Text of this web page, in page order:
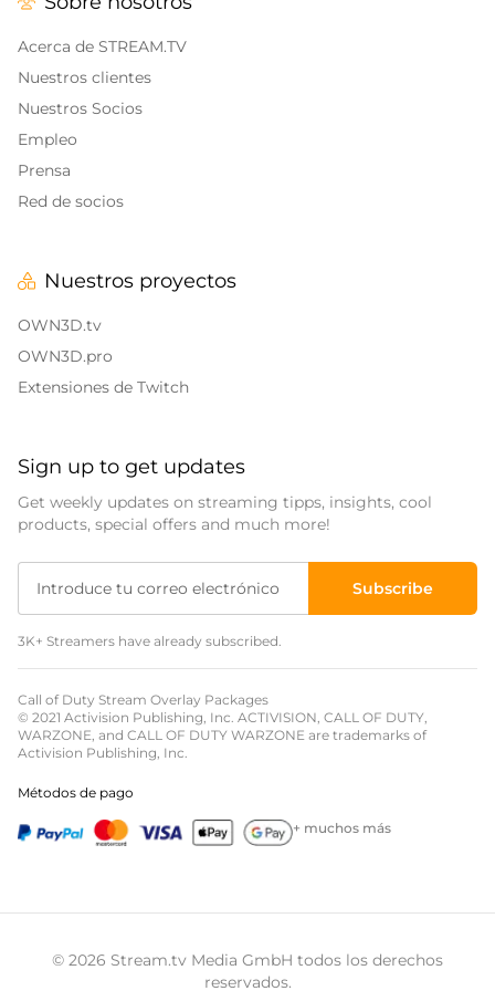
IRL Overlays
Game Overlays
Overlays de Call of Duty
Overlays Fortnite
CS:GO
Valorant
Event Overlays
Overlays Halloween
Overlays Winter
Overlays Easter
Alertas y Sonidos
Banners finales de Twitch
Banners de pausa de Twitch
Acerca de STREAM.TV
Nuestros clientes
Nuestros Socios
Empleo
Prensa
Red de socios
Nuestros proyectos
OWN3D.tv
OWN3D.pro
Extensiones de Twitch
Sign up to get updates
Get weekly updates on streaming tipps, insights, cool
products, special offers and much more!
Subscribe
3K+ Streamers have already subscribed.
Call of Duty Stream Overlay Packages
© 2021 Activision Publishing, Inc. ACTIVISION, CALL OF DUTY,
WARZONE, and CALL OF DUTY WARZONE are trademarks of
Activision Publishing, Inc.
Métodos de pago
+ muchos más
© 2026 Stream.tv Media GmbH todos los derechos
reservados.